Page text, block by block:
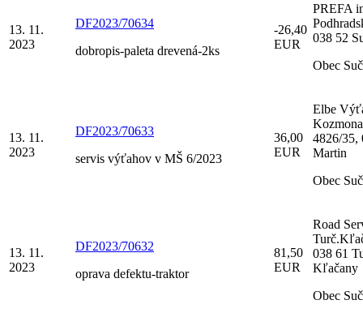
13. 11.
2023
DF2023/70634
dobropis-paleta drevená-2ks
-26,40
EUR
PREFA
038 52
Obec
13. 11.
2023
DF2023/70633
servis výťahov v MŠ 6/2023
36,00
EUR
Elbe
4826/35,
Martin
Obec
13. 11.
2023
DF2023/70632
oprava defektu-traktor
81,50
EUR
Road
038 61
Kľačany
Obec